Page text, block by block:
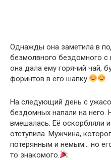
Однажды она заметила в
безмолвного бездомного
она дала ему горячий чай,
форинтов в его шапку.
На следующий день с
бездомных напали на него.
вмешалась. Её оскорбляли
отступила. Мужчина,
потерянным и немым… но
то знакомого.